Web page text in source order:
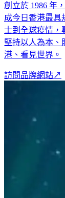
創立於 1986 年
成今日香港最具
士到全球疫情，
堅持以人為本、
港、看見世界。
訪問品牌網站↗